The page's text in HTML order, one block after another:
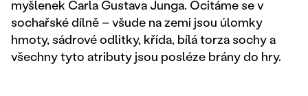
myšlenek Carla Gustava Junga. Ocitáme se v
sochařské dílně – všude na zemi jsou úlomky
hmoty, sádrové odlitky, křída, bílá torza sochy a
všechny tyto atributy jsou posléze brány do hry.